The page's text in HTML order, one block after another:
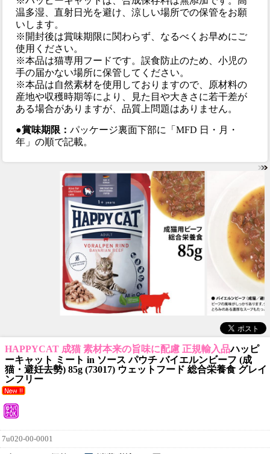
温多湿、直射日光を避け、涼しい場所での保管をお願
いします。
※開封後は賞味期限に関わらず、なるべくお早めにご
使用ください。
※本品は猫専用フードです。誤食防止のため、小児の
手の届かない場所に保管してください。
※本品は自然素材を使用しておりますので、原材料の
産地や収穫時期等により、見た目や大きさに若干差が
ある場合がありますが、品質上問題はありません。
●賞味期限：パッケージ裏面下部に「MFD 日・月・
年」の順で記載。
HAPPYCAT 成猫 素材本来の旨味に配慮 正規輸入品ハッピ
ーキャット ミート in ソース パウチ バイエルンビーフ (成
猫・避妊去勢) 85g (73017) ウェットフード 総合栄養食 グレイ
ンフリー
7u020-00-0001